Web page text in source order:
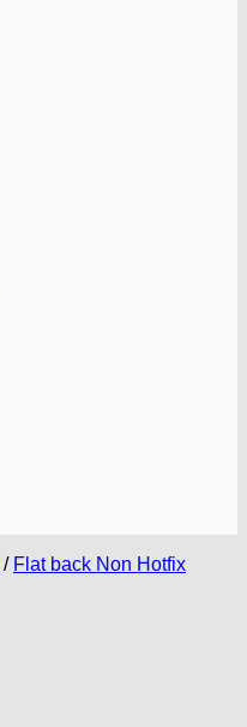
/ Flat back Non Hotfix